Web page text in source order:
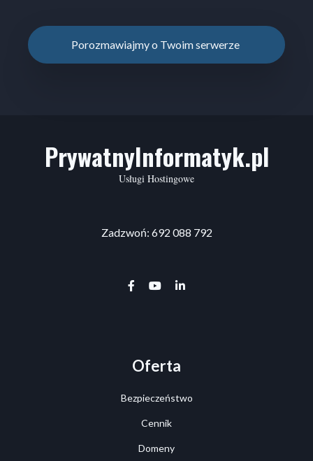
Porozmawiajmy o Twoim serwerze
PrywatnyInformatyk.pl
Usługi Hostingowe
Zadzwoń: 692 088 792
facebook-f
youtube
linkedin-in
Oferta
Bezpieczeństwo
Cennik
Domeny